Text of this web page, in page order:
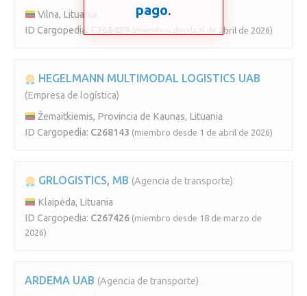
Vilna, Lituania
ID Cargopedia:
(miembro desde 8 de abril de 2026)
HEGELMANN MULTIMODAL LOGISTICS UAB
(Empresa de logística)
Žemaitkiemis, Provincia de Kaunas, Lituania
ID Cargopedia: C268143 (miembro desde 1 de abril de 2026)
GRLOGISTICS, MB (Agencia de transporte)
Klaipėda, Lituania
ID Cargopedia: C267426 (miembro desde 18 de marzo de
2026)
ARDEMA UAB (Agencia de transporte)
pago.